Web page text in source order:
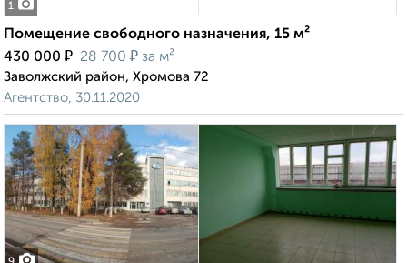
1
Помещение свободного назначения, 15 м²
430 000 ₽ 28 700 ₽ за м²
Заволжский район, Хромова 72
Агентство, 30.11.2020